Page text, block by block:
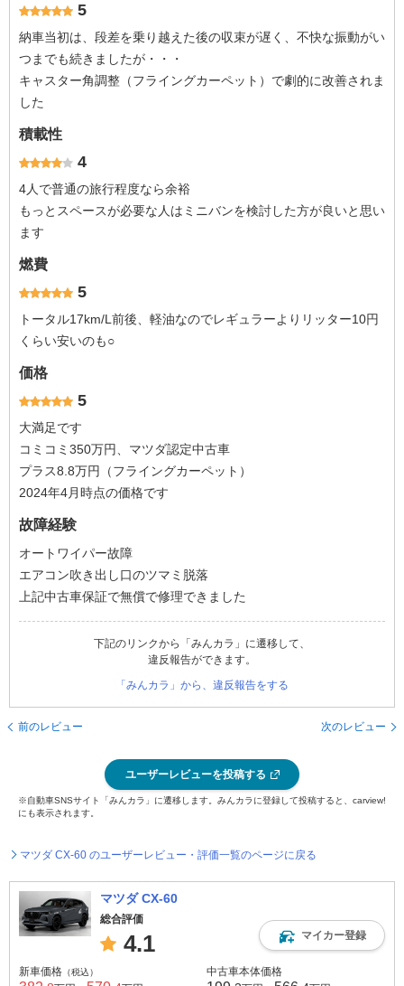
5
納車当初は、段差を乗り越えた後の収束が遅く、不快な振動がい
つまでも続きましたが・・・
キャスター角調整（フライングカーペット）で劇的に改善されま
した
積載性
4
4人で普通の旅行程度なら余裕
もっとスペースが必要な人はミニバンを検討した方が良いと思い
ます
燃費
5
トータル17km/L前後、軽油なのでレギュラーよりリッター10円
くらい安いのも○
価格
5
大満足です
コミコミ350万円、マツダ認定中古車
プラス8.8万円（フライングカーペット）
2024年4月時点の価格です
故障経験
オートワイパー故障
エアコン吹き出し口のツマミ脱落
上記中古車保証で無償で修理できました
下記のリンクから「みんカラ」に遷移して、
違反報告ができます。
「みんカラ」から、違反報告をする
前のレビュー 次のレビュー
ユーザーレビューを投稿する
※自動車SNSサイト「みんカラ」に遷移します。みんカラに登録して投稿すると、carview!
にも表示されます。
マツダ CX-60 のユーザーレビュー・評価一覧のページに戻る
マツダ CX-60
総合評価
4.1 マイカー登録
新車価格 （税込） 中古車本体価格